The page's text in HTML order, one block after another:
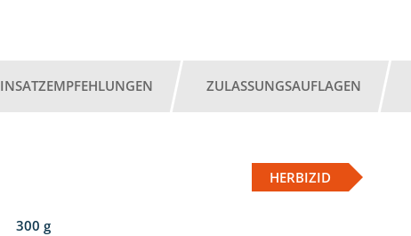
ZULASSUNGSAUFLAGEN
HERBIZID
300 g